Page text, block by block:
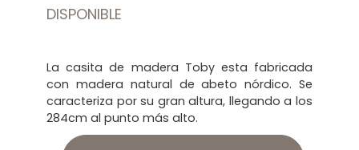
DISPONIBLE
La casita de madera Toby esta fabricada
con madera natural de abeto nórdico. Se
caracteriza por su gran altura, llegando a los
284cm al punto más alto.